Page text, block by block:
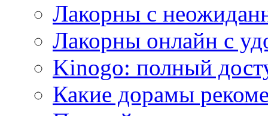
Лакорны с
Лакорны онлайн с
Kinogo: полный
Какие дорамы